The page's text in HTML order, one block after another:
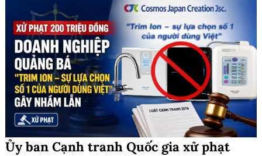
Ủy ban Cạnh tranh Quốc gia xử phạt